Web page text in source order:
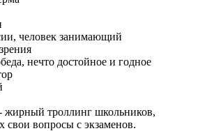
человек занимающий
нечто достойное и годное
жирный троллинг школьников,
свои вопросы с экзаменов.